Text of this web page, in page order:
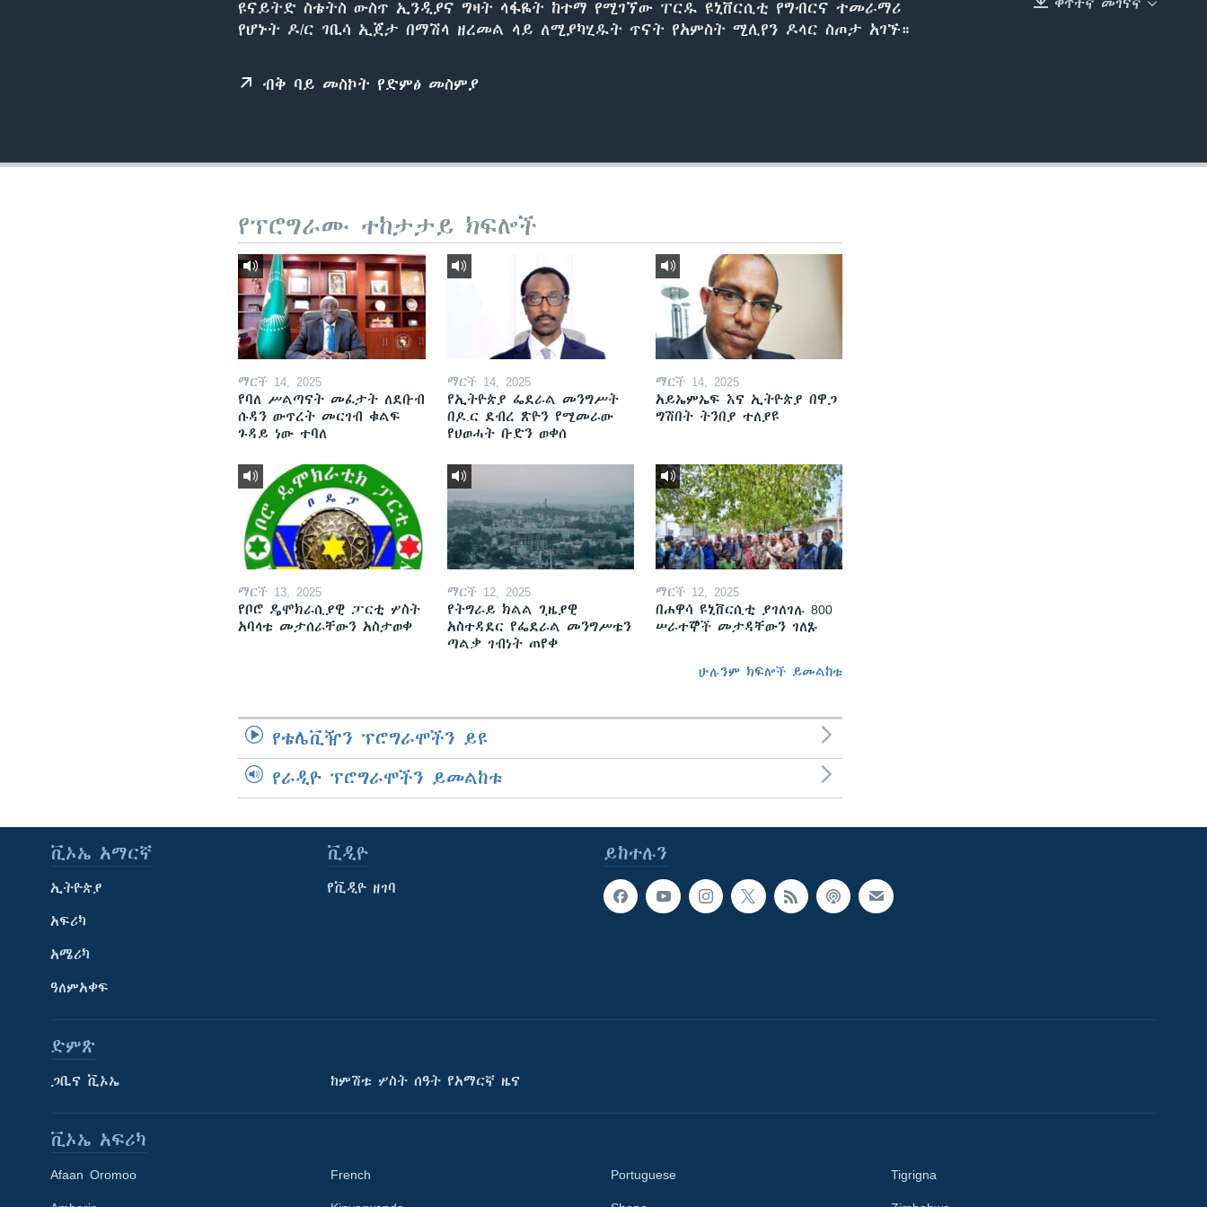
EMBED
ዩናይትድ ስቴትስ ውስጥ ኢንዲያና ግዛት ላፋዬት ከተማ የሚገኘው ፐርዱ ዩኒቨርሲቲ የግብርና ተመራማሪ
የሆኑት ዶ/ር ገቢሳ ኢጀታ በማሽላ ዘረመል ላይ ለሚያካሂዱት ጥናት የአምስት ሚሊየን ዶላር ስጦታ አገኙ።
ብቅ ባይ መስኮት የድምፅ መስምያ
የፕሮግራሙ ተከታታይ ክፍሎች
ማርች 14, 2025
የባለ ሥልጣናት መፈታት ለደቡብ
ሱዳን ውጥረት መርገብ ቁልፍ
ጉዳይ ነው ተባለ
ማርች 14, 2025
የኢትዮጵያ ፌደራል መንግሥት
በዶ.ር ደብረ ጽዮን የሚመራው
የህወሓት ቡድን ወቀሰ
ማርች 14, 2025
አይኤምኤፍ እና ኢትዮጵያ በዋጋ
ግሽበት ትንበያ ተለያዩ
ማርች 13, 2025
የቦሮ ዴሞክራሲያዊ ፓርቲ ሦስት
አባላቱ መታሰራቸውን አስታወቀ
ማርች 12, 2025
የትግራይ ክልል ጊዜያዊ
አስተዳደር የፌደራል መንግሥቱን
ጣልቃ ገብነት ጠየቀ
ማርች 12, 2025
በሐዋሳ ዩኒቨርሲቲ ያገለገሉ 800
ሠራተኞች መታዳቸውን ገለጹ
ሁሉንም ክፍሎች ይመልከቱ
የቴሌቪዥን ፕሮግራሞችን ይዩ
የራዲዮ ፕሮግራሞችን ይመልከቱ
ይከተሉን
ቪኦኤ አማርኛ
ኢትዮጵያ
አፍሪካ
አሜሪካ
ዓለምአቀፍ
ቪዲዮ
የቪዲዮ ዘገባ
ድምጽ
ጋቢና ቪኦኤ ከምሽቱ ሦስት ሰዓት የአማርኛ ዜና
ቪኦኤ አፍሪካ
Afaan Oromoo French Portuguese Tigrigna